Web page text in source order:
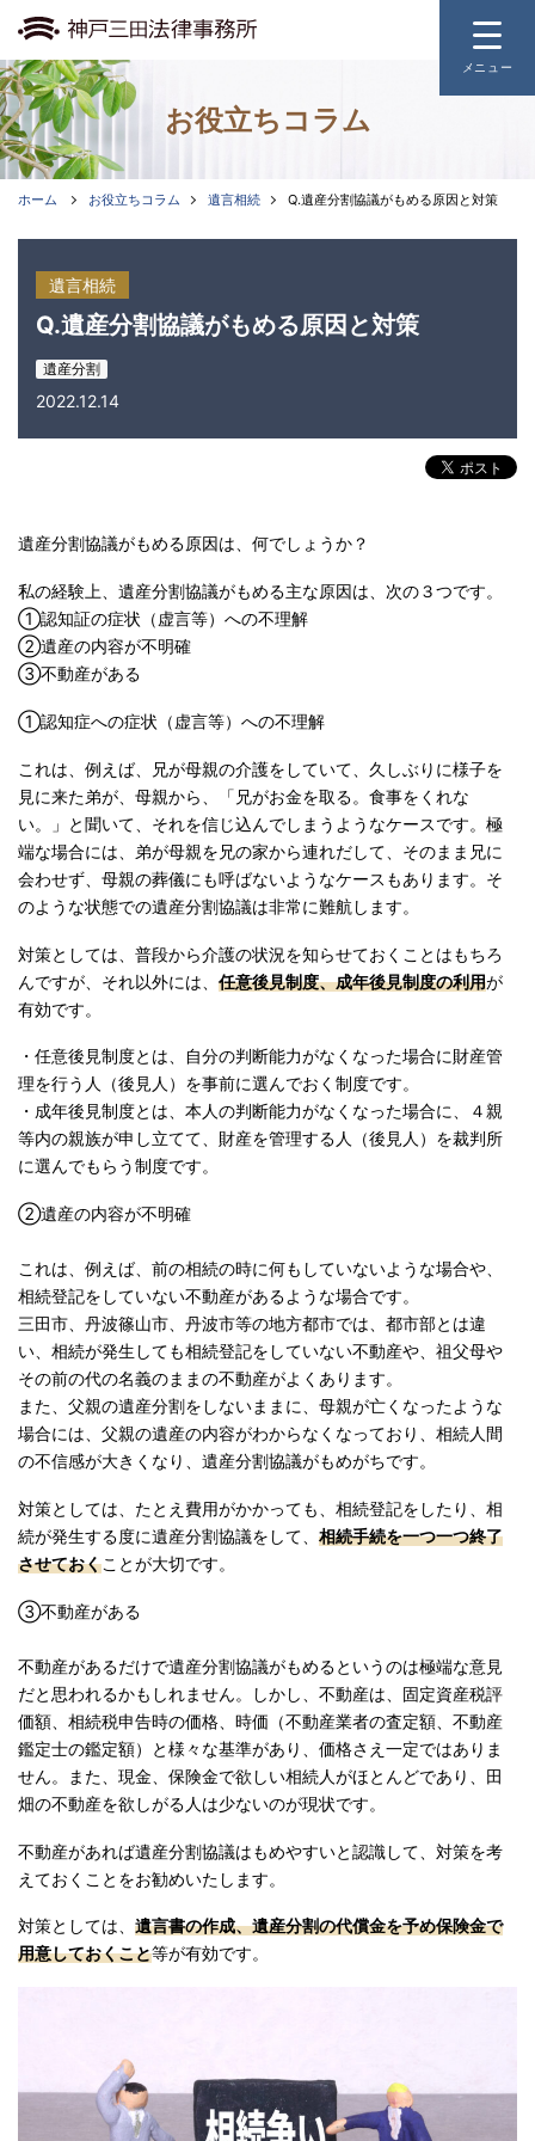
メニュー
ホーム
弁護士費用
お役立ちコラム
079-562-3911
受付時間：平日9:30～17:00
お役立ちコラム
ホーム お役立ちコラム 遺言相続 Q.遺産分割協議がもめる原因と対策
遺言相続
Q.遺産分割協議がもめる原因と対策
遺産分割
2022.12.14
遺産分割協議がもめる原因は、何でしょうか？
私の経験上、遺産分割協議がもめる主な原因は、次の３つです。
①認知証の症状（虚言等）への不理解
②遺産の内容が不明確
③不動産がある
①認知症への症状（虚言等）への不理解
これは、例えば、兄が母親の介護をしていて、久しぶりに様子を
見に来た弟が、母親から、「兄がお金を取る。食事をくれな
い。」と聞いて、それを信じ込んでしまうようなケースです。極
端な場合には、弟が母親を兄の家から連れだして、そのまま兄に
会わせず、母親の葬儀にも呼ばないようなケースもあります。そ
のような状態での遺産分割協議は非常に難航します。
対策としては、普段から介護の状況を知らせておくことはもちろ
んですが、それ以外には、 任意後見制度、成年後見制度の利用が
有効です。
・任意後見制度とは、自分の判断能力がなくなった場合に財産管
理を行う人（後見人）を事前に選んでおく制度です。
・成年後見制度とは、本人の判断能力がなくなった場合に、４親
等内の親族が申し立てて、財産を管理する人（後見人）を裁判所
に選んでもらう制度です。
②遺産の内容が不明確
これは、例えば、前の相続の時に何もしていないような場合や、
相続登記をしていない不動産があるような場合です。
三田市、丹波篠山市、丹波市等の地方都市では、都市部とは違
い、相続が発生しても相続登記をしていない不動産や、祖父母や
その前の代の名義のままの不動産がよくあります。
また、父親の遺産分割をしないままに、母親が亡くなったような
場合には、父親の遺産の内容がわからなくなっており、相続人間
の不信感が大きくなり、遺産分割協議がもめがちです。
対策としては、たとえ費用がかかっても、相続登記をしたり、相
続が発生する度に遺産分割協議をして、 相続手続を一つ一つ終了
させておくことが大切です。
③不動産がある
不動産があるだけで遺産分割協議がもめるというのは極端な意見
だと思われるかもしれません。しかし、不動産は、固定資産税評
価額、相続税申告時の価格、時価（不動産業者の査定額、不動産
鑑定士の鑑定額）と様々な基準があり、価格さえ一定ではありま
せん。また、現金、保険金で欲しい相続人がほとんどであり、田
畑の不動産を欲しがる人は少ないのが現状です。
不動産があれば遺産分割協議はもめやすいと認識して、対策を考
えておくことをお勧めいたします。
対策としては、 遺言書の作成、遺産分割の代償金を予め保険金で
用意しておくこと等が有効です。